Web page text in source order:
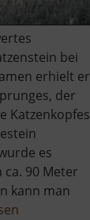
bei
erhielt er
der
Katzenkopfes
es
90 Meter
kann man
über